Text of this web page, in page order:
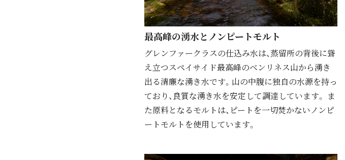
最⾼峰の湧⽔とノンピートモルト
グレンファークラスの仕込み水は、蒸留所の背後に聳
え立つスペイサイド最高峰のベンリネス山から湧き
出る清廉な湧き水です。山の中腹に独自の水源を持っ
ており、良質な湧き水を安定して調達しています。 ま
た原料となるモルトは、ピートを一切焚かないノンピ
ートモルトを使用しています。